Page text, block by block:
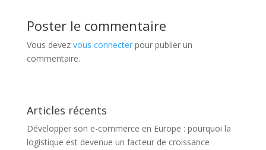
Poster le commentaire
Vous devez vous connecterpour publier un
commentaire.
Articles récents
Développer son e-commerce en Europe : pourquoi la
logistique est devenue un facteur de croissance